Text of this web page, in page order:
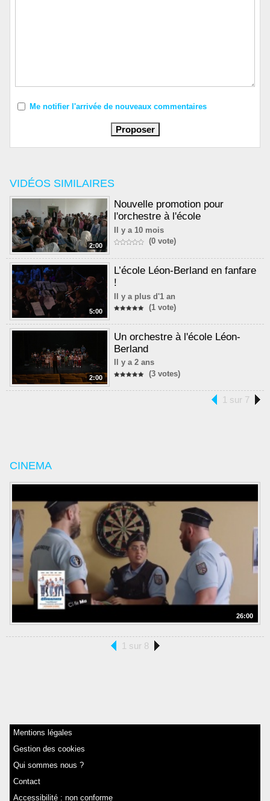
VIDÉOS SIMILAIRES
2:00
Nouvelle promotion pour
l'orchestre à l'école
Il y a 10 mois
(0 vote)
5:00
L’école Léon-Berland en fanfare
!
Il y a plus d'1 an
(1 vote)
2:00
Un orchestre à l'école Léon-
Berland
Il y a 2 ans
(3 votes)
1 sur 7
CINEMA
26:00
1 sur 8
Me notifier l'arrivée de nouveaux commentaires
Mentions légales
Gestion des cookies
Qui sommes nous ?
Contact
Accessibilité : non conforme